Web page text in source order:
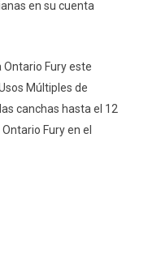
en su cuenta
Fury este
Múltiples de
canchas hasta el 12
Fury en el